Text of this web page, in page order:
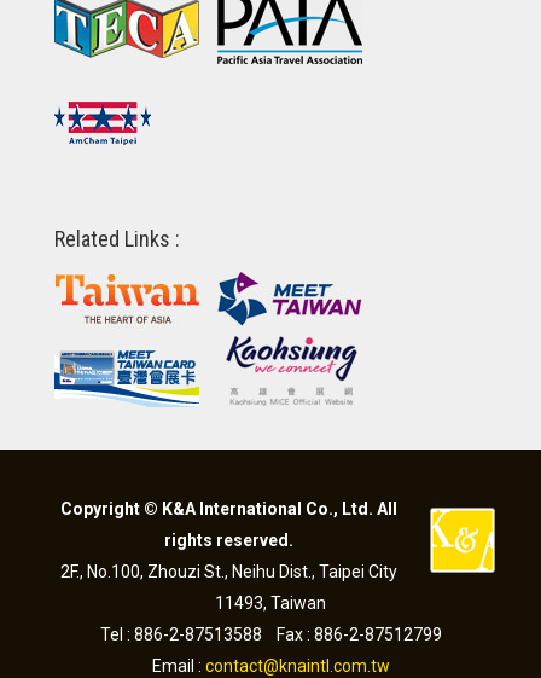
Related Links :
Copyright © K&A International Co., Ltd. All
rights reserved.
2F., No.100, Zhouzi St., Neihu Dist., Taipei City
11493, Taiwan
Tel : 886-2-87513588 Fax : 886-2-87512799
Email : contact@knaintl.com.tw